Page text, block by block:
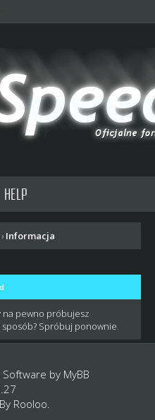
HELP
› Informacja
na pewno próbujesz
Spróbuj ponownie.
Software by MyBB
Rooloo.